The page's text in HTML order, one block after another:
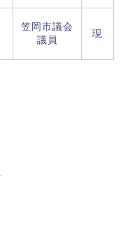
笠岡市議会
議員
現